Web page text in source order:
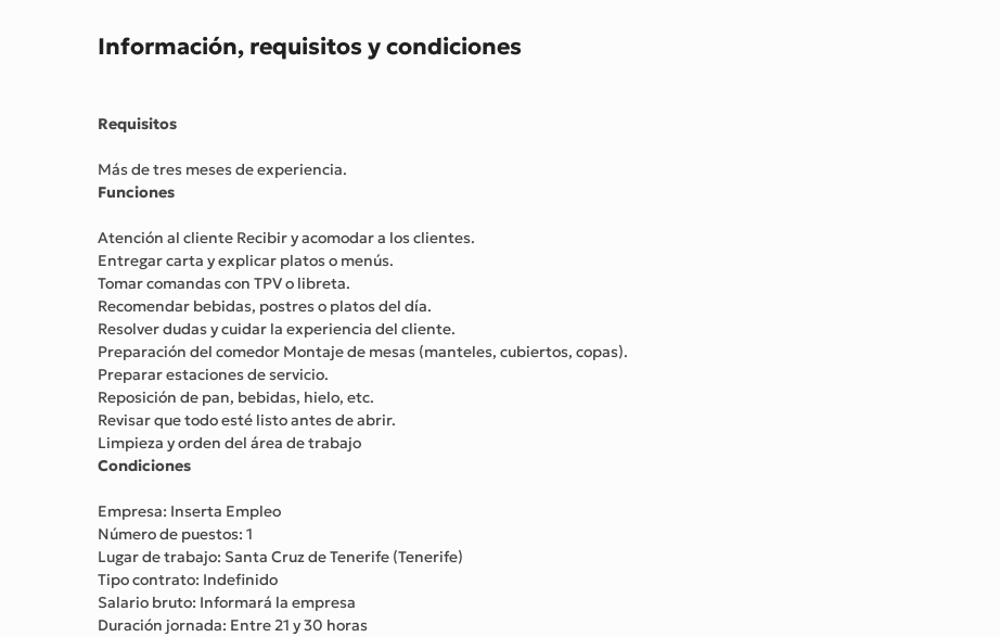
Información, requisitos y condiciones
Requisitos
Más de tres meses de experiencia.
Funciones
Atención al cliente Recibir y acomodar a los clientes.
Entregar carta y explicar platos o menús.
Tomar comandas con TPV o libreta.
Recomendar bebidas, postres o platos del día.
Resolver dudas y cuidar la experiencia del cliente.
Preparación del comedor Montaje de mesas (manteles, cubiertos, copas).
Preparar estaciones de servicio.
Reposición de pan, bebidas, hielo, etc.
Revisar que todo esté listo antes de abrir.
Limpieza y orden del área de trabajo
Condiciones
Empresa: Inserta Empleo
Número de puestos: 1
Lugar de trabajo: Santa Cruz de Tenerife (Tenerife)
Tipo contrato: Indefinido
Salario bruto: Informará la empresa
Duración jornada: Entre 21 y 30 horas